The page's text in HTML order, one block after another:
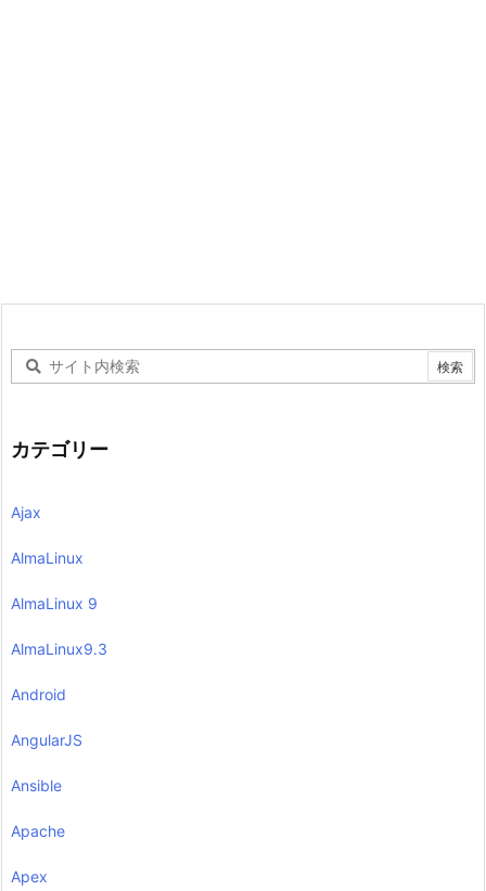
カテゴリー
Ajax
AlmaLinux
AlmaLinux 9
AlmaLinux9.3
Android
AngularJS
Ansible
Apache
Apex